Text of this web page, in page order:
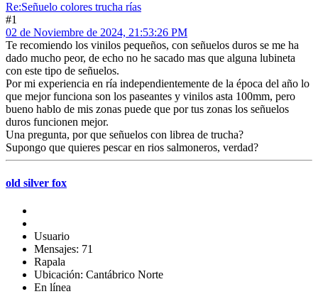
Re:Señuelo colores trucha rías
#1
02 de Noviembre de 2024, 21:53:26 PM
Te recomiendo los vinilos pequeños, con señuelos duros se me ha
dado mucho peor, de echo no he sacado mas que alguna lubineta
con este tipo de señuelos.
Por mi experiencia en ría independientemente de la época del año lo
que mejor funciona son los paseantes y vinilos asta 100mm, pero
bueno hablo de mis zonas puede que por tus zonas los señuelos
duros funcionen mejor.
Una pregunta, por que señuelos con librea de trucha?
Supongo que quieres pescar en rios salmoneros, verdad?
old silver fox
Usuario
Mensajes: 71
Rapala
Ubicación: Cantábrico Norte
En línea